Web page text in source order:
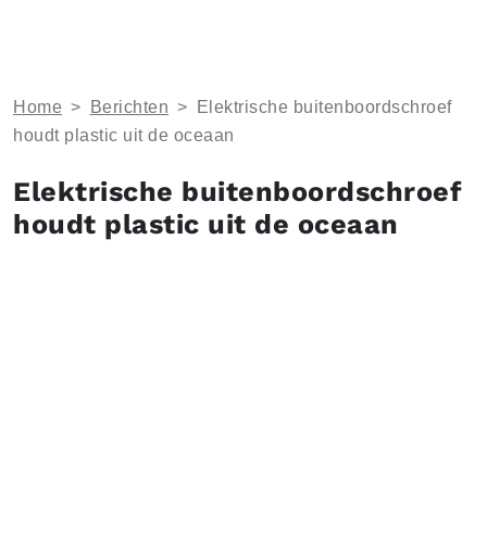
Home > Berichten >
Elektrische buitenboordschroef
houdt plastic uit de oceaan
Elektrische buitenboordschroef
houdt plastic uit de oceaan